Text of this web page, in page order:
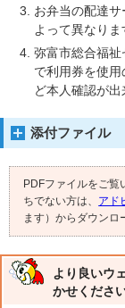
お弁当の配達
よって異なりま
弥富市総合福
で利用券を使
ど本人確認が出
添付ファイル
PDFファイルをご
ちでない方は、 アド
ます）からダウンロ
より良いウ
かせくださ